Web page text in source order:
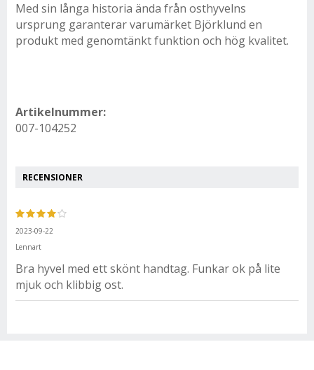
Med sin långa historia ända från osthyvelns
ursprung garanterar varumärket Björklund en
produkt med genomtänkt funktion och hög kvalitet.
Artikelnummer:
007-104252
RECENSIONER
2023-09-22
Lennart
Bra hyvel med ett skönt handtag. Funkar ok på lite
mjuk och klibbig ost.